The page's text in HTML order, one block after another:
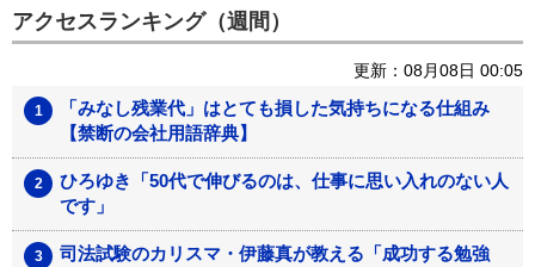
アクセスランキング（週間）
更新：08月08日 00:05
「みなし残業代」はとても損した気持ちになる仕組み
【禁断の会社用語辞典】
ひろゆき「50代で伸びるのは、仕事に思い入れのない人
です」
司法試験のカリスマ・伊藤真が教える「成功する勉強